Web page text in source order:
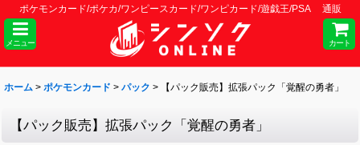
ポケモンカード/ポケカ/ワンピースカード/ワンピカード/遊戯王/PSA 通販
メニュー カート
ホーム > ポケモンカード > パック > 【パック販売】拡張パック「覚醒の勇者」
【パック販売】拡張パック「覚醒の勇者」